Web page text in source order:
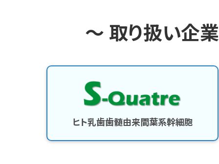
～ 取り扱い企業
ヒト乳歯歯髄由来間葉系幹細胞